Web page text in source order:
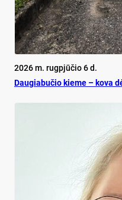
2026 m. rugpjūčio 6 d.
Dau­gia­bu­čio kie­me – ko­va